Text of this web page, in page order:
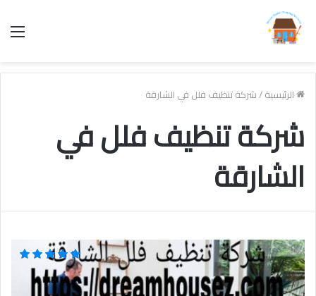
الرئيسية/شركة تنظيف فلل في الشارقة
شركة تنظيف فلل في
الشارقة